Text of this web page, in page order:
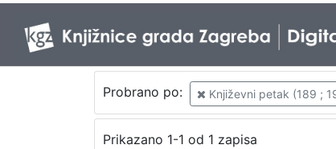
Probrano po: Književni petak (189 ;
Prikazano 1-1 od 1 zapisa